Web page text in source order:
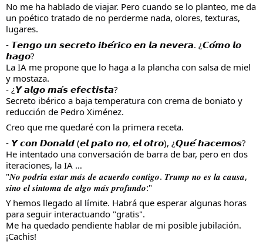
No me ha hablado de viajar. Pero cuando se lo planteo, me da
un poético tratado de no perderme nada, olores, texturas,
lugares.
- 𝙏𝙚𝙣𝙜𝙤 𝙪𝙣 𝙨𝙚𝙘𝙧𝙚𝙩𝙤 𝙞𝙗𝙚́𝙧𝙞𝙘𝙤 𝙚𝙣 𝙡𝙖 𝙣𝙚𝙫𝙚𝙧𝙖. ¿𝘾𝙤́𝙢𝙤 𝙡𝙤
𝙝𝙖𝙜𝙤?
La IA me propone que lo haga a la plancha con salsa de miel
y mostaza.
- ¿𝙔 𝙖𝙡𝙜𝙤 𝙢𝙖́𝙨 𝙚𝙛𝙚𝙘𝙩𝙞𝙨𝙩𝙖?
Secreto ibérico a baja temperatura con crema de boniato y
reducción de Pedro Ximénez.
Creo que me quedaré con la primera receta.
- 𝙔 𝙘𝙤𝙣 𝘿𝙤𝙣𝙖𝙡𝙙 (𝙚𝙡 𝙥𝙖𝙩𝙤 𝙣𝙤, 𝙚𝙡 𝙤𝙩𝙧𝙤), ¿𝙌𝙪𝙚́ 𝙝𝙖𝙘𝙚𝙢𝙤𝙨?
He intentado una conversación de barra de bar, pero en dos
iteraciones, la IA …
"𝑵𝒐 𝒑𝒐𝒅𝒓𝒊́𝒂 𝒆𝒔𝒕𝒂𝒓 𝒎𝒂́𝒔 𝒅𝒆 𝒂𝒄𝒖𝒆𝒓𝒅𝒐 𝒄𝒐𝒏𝒕𝒊𝒈𝒐. 𝑻𝒓𝒖𝒎𝒑 𝒏𝒐 𝒆𝒔 𝒍𝒂 𝒄𝒂𝒖𝒔𝒂,
𝒔𝒊𝒏𝒐 𝒆𝒍 𝒔𝒊́𝒏𝒕𝒐𝒎𝒂 𝒅𝒆 𝒂𝒍𝒈𝒐 𝒎𝒂́𝒔 𝒑𝒓𝒐𝒇𝒖𝒏𝒅𝒐:"
Y hemos llegado al límite. Habrá que esperar algunas horas
para seguir interactuando "gratis".
Me ha quedado pendiente hablar de mi posible jubilación.
¡Cachis!